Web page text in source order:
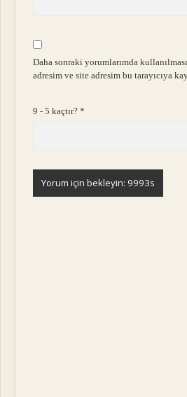
Daha sonraki yorumlarımda
adresim ve site adresim bu tarayıcıya
9 - 5 kaçtır?*